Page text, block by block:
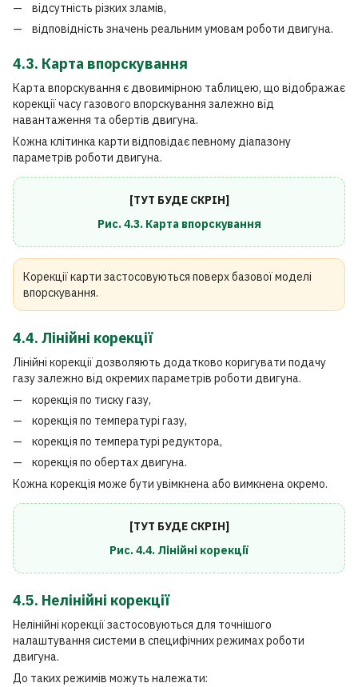
відсутність різких зламів,
відповідність значень реальним умовам роботи двигуна.
4.3. Карта впорскування
Карта впорскування є двовимірною таблицею, що відображає
корекції часу газового впорскування залежно від
навантаження та обертів двигуна.
Кожна клітинка карти відповідає певному діапазону
параметрів роботи двигуна.
[ТУТ БУДЕ СКРІН]
Рис. 4.3. Карта впорскування
Корекції карти застосовуються поверх базової моделі
впорскування.
4.4. Лінійні корекції
Лінійні корекції дозволяють додатково коригувати подачу
газу залежно від окремих параметрів роботи двигуна.
корекція по тиску газу,
корекція по температурі газу,
корекція по температурі редуктора,
корекція по обертах двигуна.
Кожна корекція може бути увімкнена або вимкнена окремо.
[ТУТ БУДЕ СКРІН]
Рис. 4.4. Лінійні корекції
4.5. Нелінійні корекції
Нелінійні корекції застосовуються для точнішого
налаштування системи в специфічних режимах роботи
двигуна.
До таких режимів можуть належати: